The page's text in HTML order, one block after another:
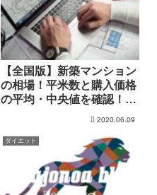
【全国版】新築マンション
の相場！平米数と購入価格
の平均・中央値を確認！頭
2020.06.09
ダイエット